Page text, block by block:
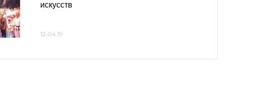
искусств
12.04.19